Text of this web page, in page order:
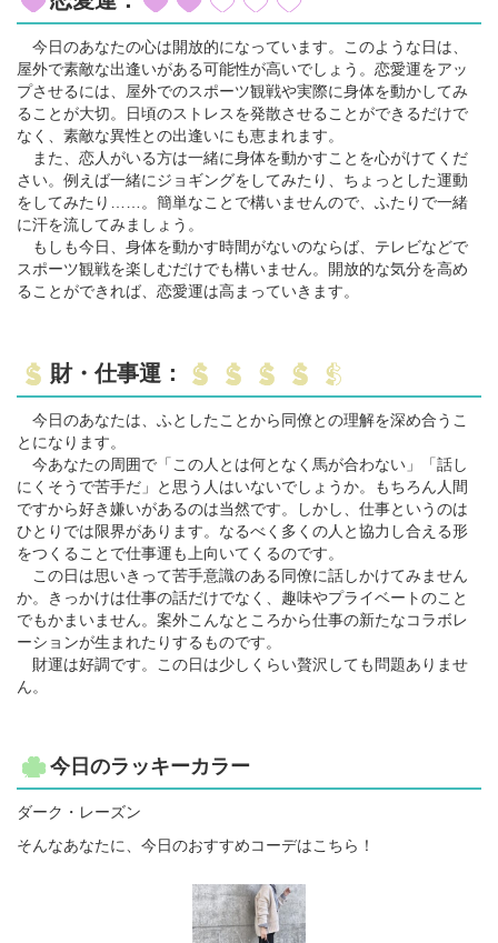
今日のあなたの心は開放的になっています。このような日は、
屋外で素敵な出逢いがある可能性が高いでしょう。恋愛運をアッ
プさせるには、屋外でのスポーツ観戦や実際に身体を動かしてみ
ることが大切。日頃のストレスを発散させることができるだけで
なく、素敵な異性との出逢いにも恵まれます。
また、恋人がいる方は一緒に身体を動かすことを心がけてくだ
さい。例えば一緒にジョギングをしてみたり、ちょっとした運動
をしてみたり……。簡単なことで構いませんので、ふたりで一緒
に汗を流してみましょう。
もしも今日、身体を動かす時間がないのならば、テレビなどで
スポーツ観戦を楽しむだけでも構いません。開放的な気分を高め
ることができれば、恋愛運は高まっていきます。
財・仕事運：
今日のあなたは、ふとしたことから同僚との理解を深め合うこ
とになります。
今あなたの周囲で「この人とは何となく馬が合わない」「話し
にくそうで苦手だ」と思う人はいないでしょうか。もちろん人間
ですから好き嫌いがあるのは当然です。しかし、仕事というのは
ひとりでは限界があります。なるべく多くの人と協力し合える形
をつくることで仕事運も上向いてくるのです。
この日は思いきって苦手意識のある同僚に話しかけてみません
か。きっかけは仕事の話だけでなく、趣味やプライベートのこと
でもかまいません。案外こんなところから仕事の新たなコラボレ
ーションが生まれたりするものです。
財運は好調です。この日は少しくらい贅沢しても問題ありませ
ん。
今日のラッキーカラー
ダーク・レーズン
そんなあなたに、今日のおすすめコーデはこちら！